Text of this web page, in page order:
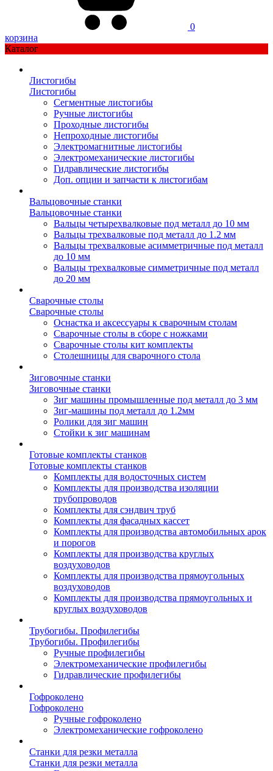
0
корзина
Каталог
Листогибы
Листогибы
Сегментные листогибы
Ручные листогибы
Проходные листогибы
Непроходные листогибы
Электромагнитные листогибы
Электромеханические листогибы
Гидравлические листогибы
Доп. опции и запчасти к листогибам
Вальцовочные станки
Вальцовочные станки
Вальцы четырехвалковые под металл до 10 мм
Вальцы трехвалковые под металл до 1.2 мм
Вальцы трехвалковые асимметричные под металл
до 10 мм
Вальцы трехвалковые симметричные под металл
до 20 мм
Сварочные столы
Сварочные столы
Оснастка и аксессуары к сварочным столам
Сварочные столы в сборе с ножками
Сварочные столы кит комплекты
Столешницы для сварочного стола
Зиговочные станки
Зиговочные станки
Зиг машины промышленные под металл до 3 мм
Зиг-машины под металл до 1.2мм
Ролики для зиг машин
Стойки к зиг машинам
Готовые комплекты станков
Готовые комплекты станков
Комплекты для водосточных систем
Комплекты для производства изоляции
трубопроводов
Комплекты для сэндвич труб
Комплекты для фасадных кассет
Комплекты для производства автомобильных арок
и порогов
Комплекты для производства круглых
воздуховодов
Комплекты для производства прямоугольных
воздуховодов
Комплекты для производства прямоугольных и
круглых воздуховодов
Трубогибы. Профилегибы
Трубогибы. Профилегибы
Ручные профилегибы
Электромеханические профилегибы
Гидравлические профилегибы
Гофроколено
Гофроколено
Ручные гофроколено
Электромеханические гофроколено
Станки для резки металла
Станки для резки металла